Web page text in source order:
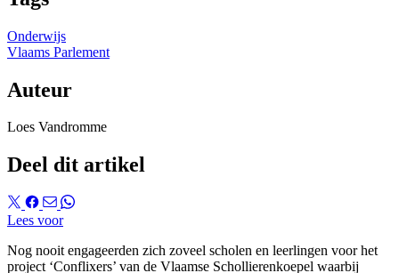
Onderwijs
Vlaams Parlement
Auteur
Loes Vandromme
Deel dit artikel
Lees voor
Nog nooit engageerden zich zoveel scholen en leerlingen voor het
project ‘Conflixers’ van de Vlaamse Schollierenkoepel waarbij